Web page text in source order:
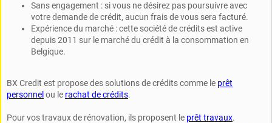
Sans engagement : si vous ne désirez pas poursuivre avec
votre demande de crédit, aucun frais de vous sera facturé.
Expérience du marché : cette société de crédits est active
depuis 2011 sur le marché du crédit à la consommation en
Belgique.
BX Credit est propose des solutions de crédits comme le prêt
personnel ou le rachat de crédits.
Pour vos travaux de rénovation, ils proposent le prêt travaux.